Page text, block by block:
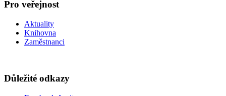
Pro veřejnost
Aktuality
Knihovna
Zaměstnanci
Důležité odkazy